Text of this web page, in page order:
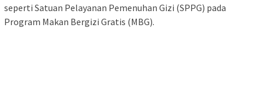
seperti Satuan Pelayanan Pemenuhan Gizi (SPPG) pada
Program Makan Bergizi Gratis (MBG).